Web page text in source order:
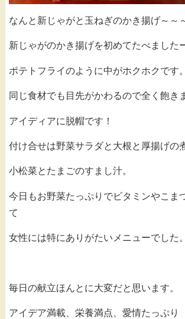
なんと新じゃがと玉ねぎのかき揚げ～～
新じゃがのかき揚げを初めてたべました
ポテトフライのように中がホクホクです。
同じ食材でも目先がかわるので全く飽き
アイディアに脱帽です！
付け合せは野菜サラダと大根と厚揚げの
小松菜とたまごのすまし汁。
今日もお野菜たっぷりでビタミンやこま
て
女性には特にありがたいメニューでした。
毎日の献立ほんとに大変だと思います。
アイデア満載、栄養満点、愛情たっぷり